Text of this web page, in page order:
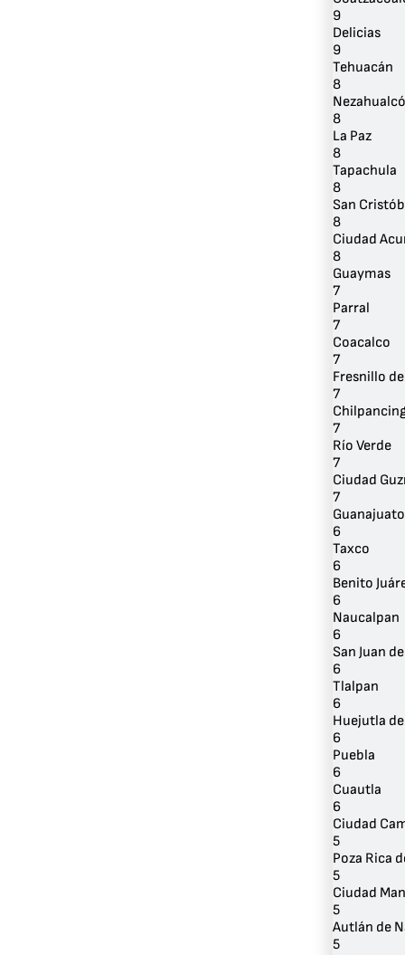
9
Delicias
9
Tehuacán
8
8
La Paz
8
Tapachula
8
San
8
Ciudad
8
Guaymas
7
Parral
7
Coacalco
7
Fresnillo
7
7
Río Verde
7
Ciudad
7
Guanajuato
6
Taxco
6
Benito
6
Naucalpan
6
San Juan
6
Tlalpan
6
Huejutla
6
Puebla
6
Cuautla
6
Ciudad
5
Poza Rica
5
Ciudad
5
Autlán de
5